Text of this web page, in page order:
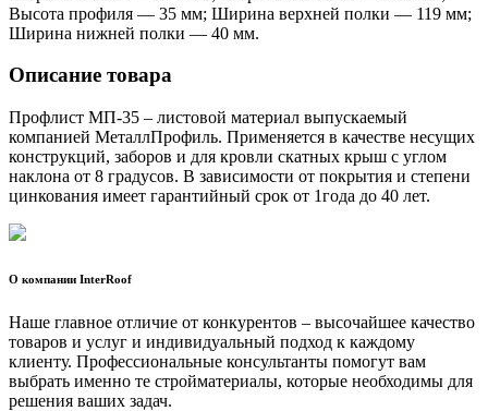
Высота профиля — 35 мм; Ширина верхней полки — 119 мм;
Ширина нижней полки — 40 мм.
Описание товара
Профлист МП-35 – листовой материал выпускаемый
компанией МеталлПрофиль. Применяется в качестве несущих
конструкций, заборов и для кровли скатных крыш с углом
наклона от 8 градусов. В зависимости от покрытия и степени
цинкования имеет гарантийный срок от 1года до 40 лет.
О компании InterRoof
Наше главное отличие от конкурентов – высочайшее качество
товаров и услуг и индивидуальный подход к каждому
клиенту. Профессиональные консультанты помогут вам
выбрать именно те стройматериалы, которые необходимы для
решения ваших задач.